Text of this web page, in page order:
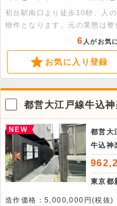
初台駅南口より徒歩10秒、人
物件となります。元の業態は
営業しており、喫茶店の内装
区画やトイレなどの内装は残
業態のご出店も相談可能とな
ださい。
6 人がお気
お気に入り登録
都営大江戸線牛込
NEW
都営大
牛込神
東京都
造作価格：5,000,000円(税抜)